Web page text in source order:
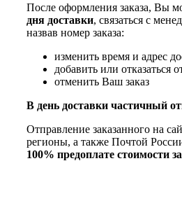
После оформления заказа, Вы
дня доставки, связаться с
назвав номер заказа:
изменить время и адрес
добавить или отказаться
отменить Ваш заказ
В день доставки частичный
Отправление заказанного на
регионы, а также Почтой
100% предоплате стоимости